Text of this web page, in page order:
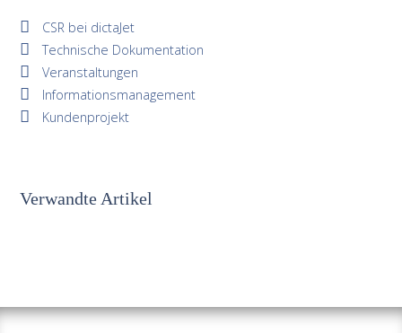
CSR bei dictaJet
Technische Dokumentation
Veranstaltungen
Informationsmanagement
Kundenprojekt
Verwandte Artikel